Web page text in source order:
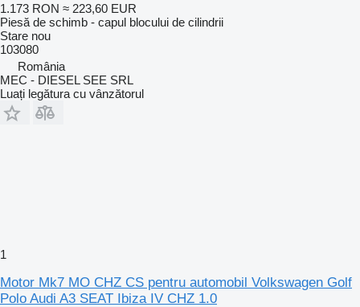
1.173 RON ≈ 223,60 EUR
Piesă de schimb - capul blocului de cilindrii
Stare nou
103080
România
MEC - DIESEL SEE SRL
Luați legătura cu vânzătorul
1
Motor Mk7 MO CHZ CS pentru automobil Volkswagen Golf
Polo Audi A3 SEAT Ibiza IV CHZ 1.0